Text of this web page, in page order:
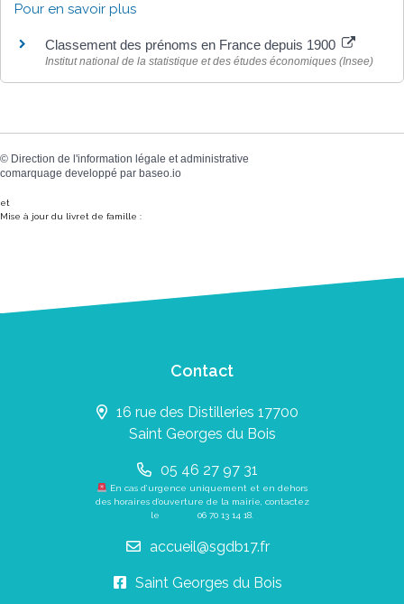
Pour en savoir plus
Classement des prénoms en France depuis 1900
Institut national de la statistique et des études économiques (Insee)
© Direction de l'information légale et administrative
comarquage developpé par baseo.io
et
Mise à jour du livret de famille :
Contact
16 rue des Distilleries 17700
Saint Georges du Bois
05 46 27 97 31
En cas d’urgence uniquement et en dehors
des horaires d’ouverture de la mairie, contactez
le 06 70 13 14 18
accueil@sgdb17.fr
Saint Georges du Bois